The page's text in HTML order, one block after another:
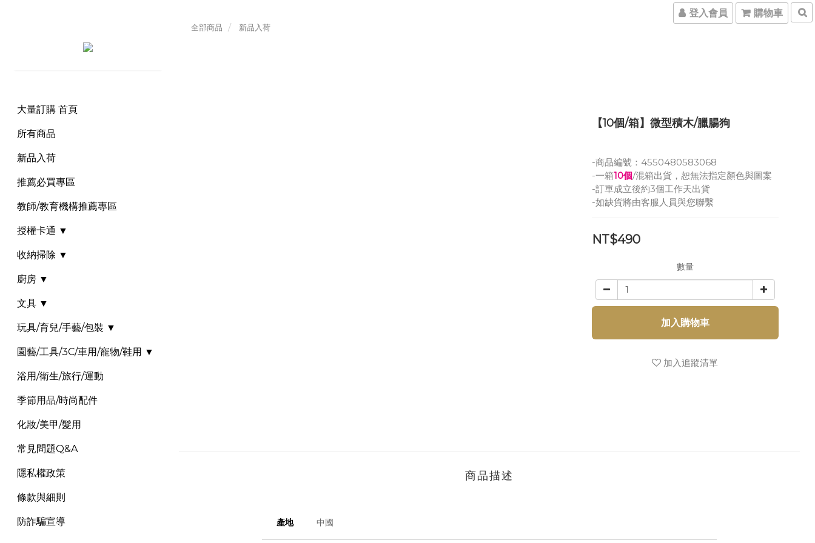
登入會員 購物車
大量訂購 首頁
所有商品
新品入荷
推薦必買專區
教師/教育機構推薦專區
授權卡通 ▼
收納掃除 ▼
廚房 ▼
文具 ▼
玩具/育兒/手藝/包裝 ▼
園藝/工具/3C/車用/寵物/鞋用 ▼
浴用/衛生/旅行/運動
季節用品/時尚配件
化妝/美甲/髮用
常見問題Q&A
隱私權政策
條款與細則
防詐騙宣導
全部商品 新品入荷
【10個/箱】微型積木/臘腸狗
-商品編號：4550480583068
-一箱10個/混箱出貨，恕無法指定顏色與圖案
-訂單成立後約3個工作天出貨
-如缺貨將由客服人員與您聯繫
NT$490
數量
加入購物車
加入追蹤清單
商品描述
產地 中國